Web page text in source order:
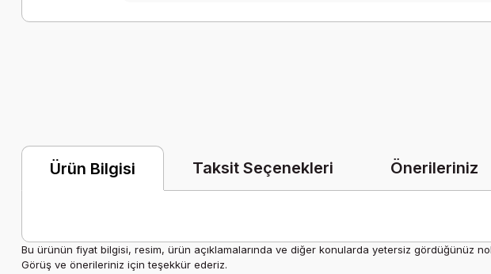
Ürün Bilgisi Taksit Seçenekleri Önerileriniz
Bu ürünün fiyat bilgisi, resim, ürün açıklamalarında ve diğer konularda yetersiz gördüğünüz
Görüş ve önerileriniz için teşekkür ederiz.